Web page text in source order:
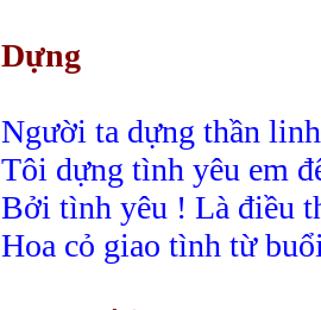
Dựng
Người ta dựng thần
Tôi dựng tình yêu em
Bởi tình yêu ! Là điều
Hoa cỏ giao tình từ